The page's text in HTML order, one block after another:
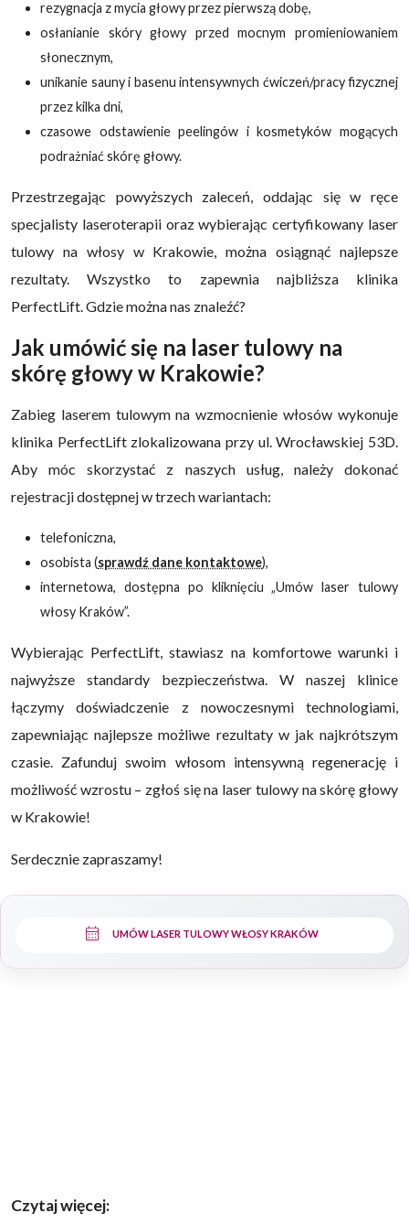
rezygnacja z mycia głowy przez pierwszą dobę,
osłanianie skóry głowy przed mocnym promieniowaniem
słonecznym,
unikanie sauny i basenu intensywnych ćwiczeń/pracy fizycznej
przez kilka dni,
czasowe odstawienie peelingów i kosmetyków mogących
podrażniać skórę głowy.
Przestrzegając powyższych zaleceń, oddając się w ręce
specjalisty laseroterapii oraz wybierając certyfikowany laser
tulowy na włosy w Krakowie, można osiągnąć najlepsze
rezultaty. Wszystko to zapewnia najbliższa klinika
PerfectLift. Gdzie można nas znaleźć?
Jak umówić się na laser tulowy na
skórę głowy w Krakowie?
Zabieg laserem tulowym na wzmocnienie włosów wykonuje
klinika PerfectLift zlokalizowana przy ul. Wrocławskiej 53D.
Aby móc skorzystać z naszych usług, należy dokonać
rejestracji dostępnej w trzech wariantach:
telefoniczna,
osobista (sprawdź dane kontaktowe),
internetowa, dostępna po kliknięciu „Umów laser tulowy
włosy Kraków”.
Wybierając PerfectLift, stawiasz na komfortowe warunki i
najwyższe standardy bezpieczeństwa. W naszej klinice
łączymy doświadczenie z nowoczesnymi technologiami,
zapewniając najlepsze możliwe rezultaty w jak najkrótszym
czasie. Zafunduj swoim włosom intensywną regenerację i
możliwość wzrostu – zgłoś się na laser tulowy na skórę głowy
w Krakowie!
Serdecznie zapraszamy!
calendar_month UMÓW LASER TULOWY WŁOSY KRAKÓW
Czytaj więcej: